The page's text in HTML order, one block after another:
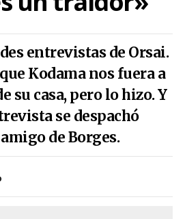
entrevistas de Orsai.
Kodama nos fuera a
su casa, pero lo hizo. Y
se despachó
de Borges.